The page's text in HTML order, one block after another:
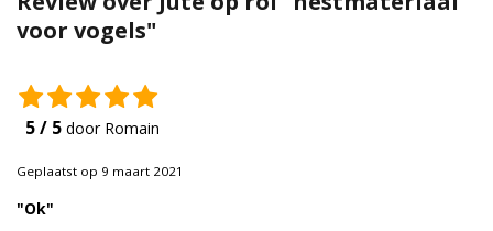
Tape en stickers
voor vogels"
5 / 5 door Romain
Geplaatst op 9 maart 2021
"Ok"